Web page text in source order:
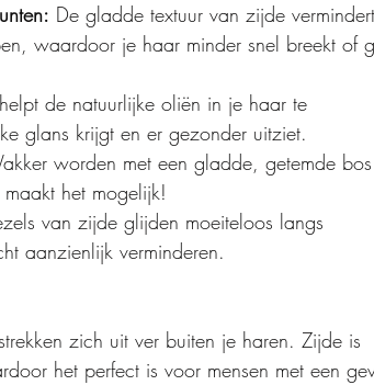
De gladde textuur van zijde vermindert
waardoor je haar minder snel breekt of
de natuurlijke oliën in je haar te
glans krijgt en er gezonder uitziet.
worden met een gladde, getemde
het mogelijk!
van zijde glijden moeiteloos langs
aanzienlijk verminderen.
zich uit ver buiten je haren. Zijde is
het perfect is voor mensen met een